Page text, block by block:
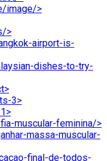
image/>
>
airport-is-
dishes-to-try-
3>
muscular-feminina/>
massa-muscular-
final-de-todos-